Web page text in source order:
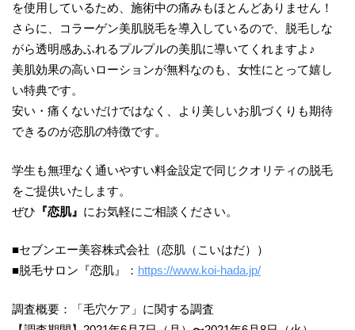
を使用しているため、施術中の痛みもほとんどありません！
さらに、コラーゲン美肌脱毛を導入しているので、脱毛しな
がら透明感あふれるプルプルの美肌に導いてくれますよ♪
美肌効果の高いローションが無料なのも、女性にとって嬉し
い特典です。
安い・痛くないだけではなく、より美しいお肌づくりも期待
できるのが恋肌の特徴です。
学生も無理なく通いやすい料金設定で同じクオリティの脱毛
をご提供いたします。
ぜひ 『恋肌』 にお気軽にご相談ください。
■​セブンエー美容株式会社（恋肌（こいはだ））
■脱毛サロン『恋肌』： https://www.koi-hada.jp/
調査概要：「毛穴ケア」に関する調査